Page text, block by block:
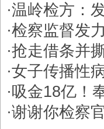
·温岭检方：
·检察监督发
·抢走借条并
·女子传播性
·吸金18亿！
·谢谢你检察